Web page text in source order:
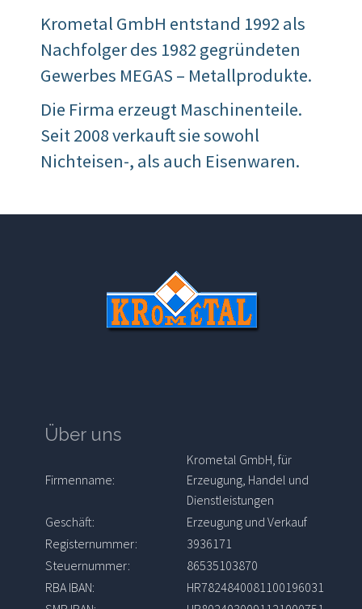
Krometal GmbH entstand 1992 als
Nachfolger des 1982 gegründeten
Gewerbes MEGAS – Metallprodukte.
Die Firma erzeugt Maschinenteile.
Seit 2008 verkauft sie sowohl
Nichteisen-, als auch Eisenwaren.
Über uns
Firmenname:
Krometal GmbH, für
Erzeugung, Handel und
Dienstleistungen
Geschäft:
Erzeugung und Verkauf
Registernummer:
3936171
Steuernummer:
86535103870
RBA IBAN:
HR7824840081100196031